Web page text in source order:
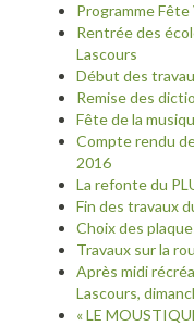
Programme
Rentrée des
Lascours
Début des
Remise des
Fête de la
Compte rendu
2016
La refonte du
Fin des travaux
Choix des
Travaux sur la
Après midi
Lascours,
« LE